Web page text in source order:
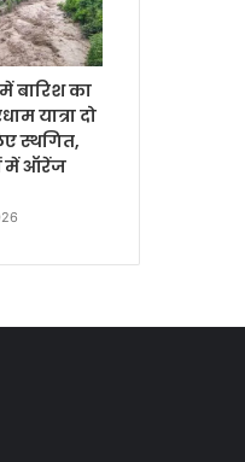
बारिश का
यात्रा दो
स्थगित,
में ऑरेंज